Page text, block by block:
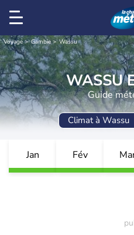
Voyage Gambie Wassu
WASSU
Guide
Climat à Wassu
Jan Fév